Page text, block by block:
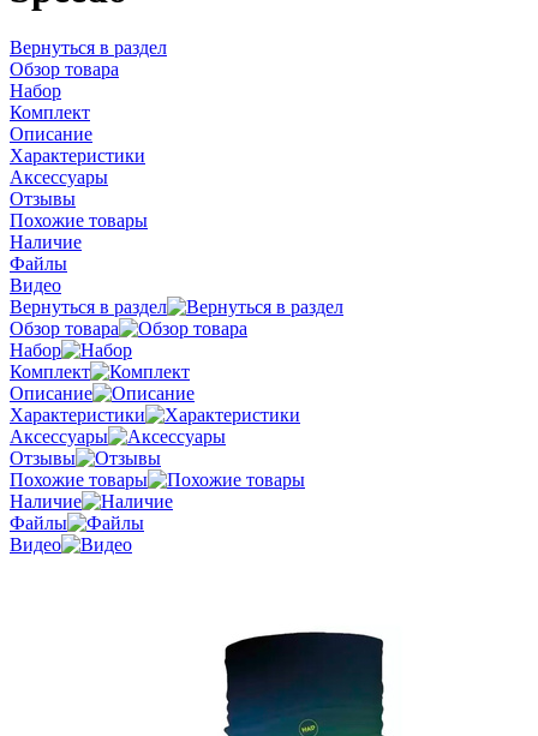
Вернуться в раздел
Обзор товара
Набор
Комплект
Описание
Характеристики
Аксессуары
Отзывы
Похожие товары
Наличие
Файлы
Видео
Вернуться в раздел
Обзор товара
Набор
Комплект
Описание
Характеристики
Аксессуары
Отзывы
Похожие товары
Наличие
Файлы
Видео